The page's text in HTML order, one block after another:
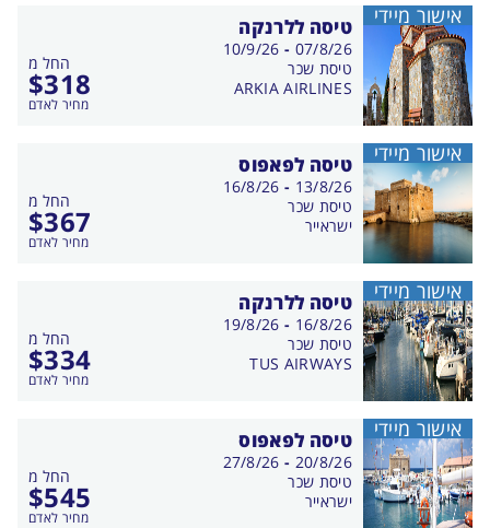
טיסה ללרנקה
החל מ
$318
מחיר לאדם
בין
התאריכים,
07/8/26
-
10/9/26
טיסת שכר
ARKIA AIRLINES
אישור מיידי
טיסה לפאפוס
החל מ
$367
מחיר לאדם
בין
התאריכים,
13/8/26
-
16/8/26
טיסת שכר
ישראייר
אישור מיידי
טיסה ללרנקה
החל מ
$334
מחיר לאדם
בין
התאריכים,
16/8/26
-
19/8/26
טיסת שכר
TUS AIRWAYS
אישור מיידי
טיסה לפאפוס
החל מ
$545
מחיר לאדם
בין
התאריכים,
20/8/26
-
27/8/26
טיסת שכר
ישראייר
אישור מיידי